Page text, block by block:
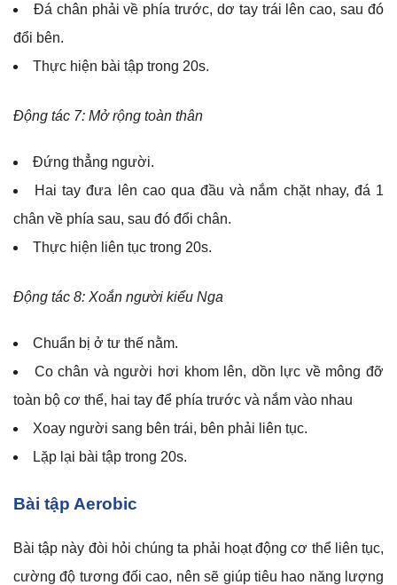
Đá chân phải về phía trước, dơ tay trái lên cao, sau đó
đổi bên.
Thực hiện bài tập trong 20s.
Động tác 7: Mở rộng toàn thân
Đứng thẳng người.
Hai tay đưa lên cao qua đầu và nắm chặt nhay, đá 1
chân về phía sau, sau đó đổi chân.
Thực hiện liên tục trong 20s.
Động tác 8: Xoắn người kiểu Nga
Chuẩn bị ở tư thế nằm.
Co chân và người hơi khom lên, dồn lực về mông đỡ
toàn bộ cơ thể, hai tay để phía trước và nắm vào nhau
Xoay người sang bên trái, bên phải liên tục.
Lặp lại bài tập trong 20s.
Bài tập Aerobic
Bài tập này đòi hỏi chúng ta phải hoạt động cơ thể liên tục,
cường độ tương đối cao, nên sẽ giúp tiêu hao năng lượng